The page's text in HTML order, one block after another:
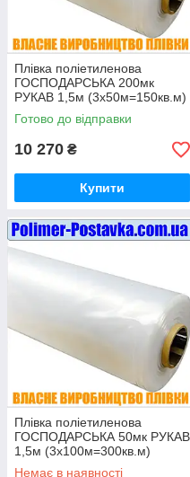
Плівка поліетиленова
ГОСПОДАРСЬКА 200мк
РУКАВ 1,5м (3х50м=150кв.м)
Готово до відправки
10 270 ₴
Купити
Плівка поліетиленова
ГОСПОДАРСЬКА 50мк РУКАВ
1,5м (3х100м=300кв.м)
Немає в наявності